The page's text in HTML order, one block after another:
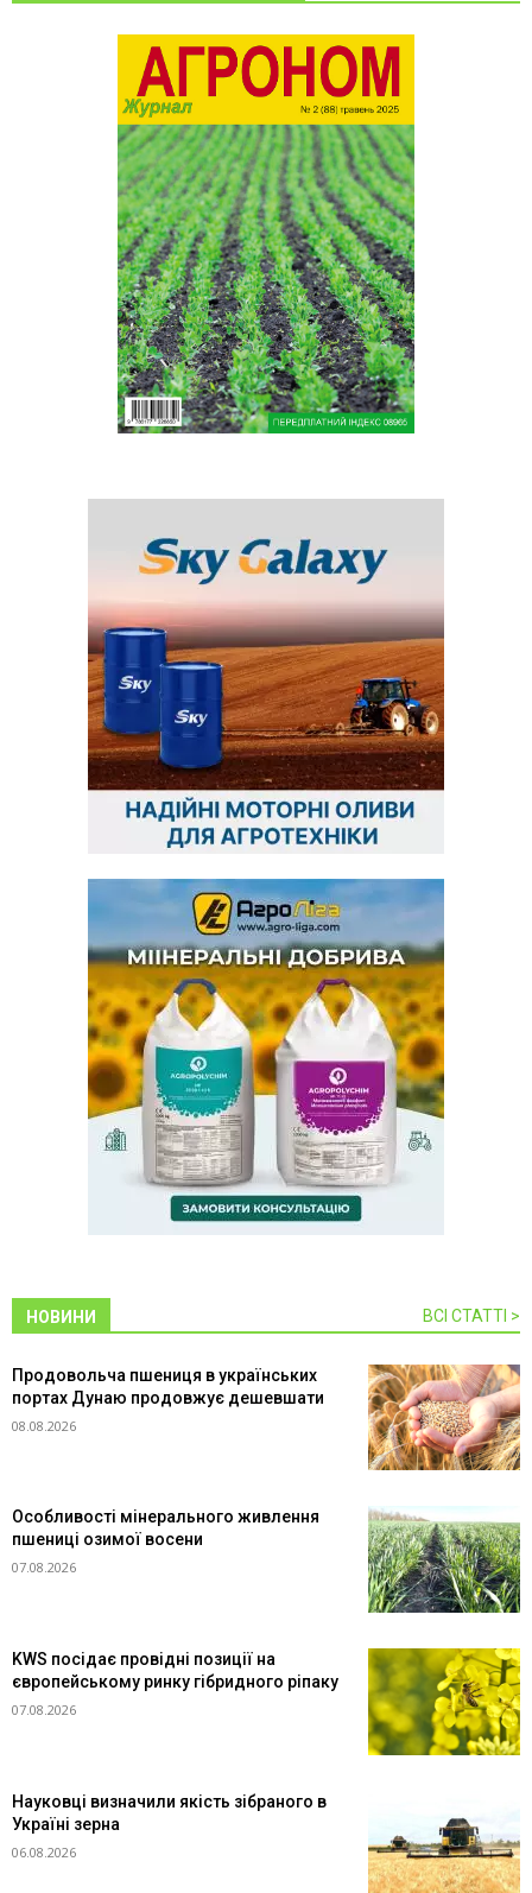
НОВИНИ ВСІ СТАТТІ >
Продовольча пшениця в українських
портах Дунаю продовжує дешевшати
08.08.2026
Особливості мінерального живлення
пшениці озимої восени
07.08.2026
KWS посідає провідні позиції на
європейському ринку гібридного ріпаку
07.08.2026
Науковці визначили якість зібраного в
Україні зерна
06.08.2026